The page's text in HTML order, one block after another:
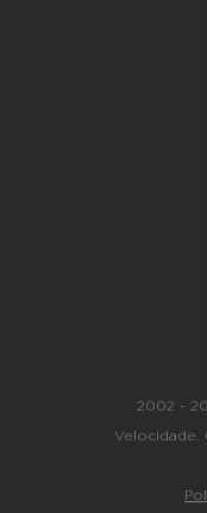
2002 -
Velocidade.